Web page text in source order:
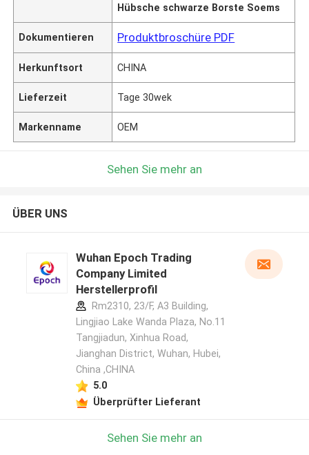
Hübsche schwarze Borste Soems
Dokumentieren Produktbroschüre PDF
Herkunftsort CHINA
Lieferzeit Tage 30wek
Markenname OEM
Sehen Sie mehr an
ÜBER UNS
Wuhan Epoch Trading
Company Limited
Herstellerprofil
Rm2310, 23/F, A3 Building,
Lingjiao Lake Wanda Plaza, No.11
Tangjiadun, Xinhua Road,
Jianghan District, Wuhan, Hubei,
China ,CHINA
5.0
Überprüfter Lieferant
Sehen Sie mehr an